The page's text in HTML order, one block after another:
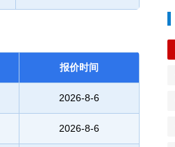
报价时间
2026-8-6
2026-8-6